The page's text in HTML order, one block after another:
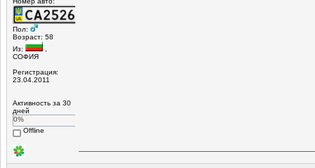
Пол:
Возраст: 58
Из:
,
СОФИЯ
Регистрация:
23.04.2011
Активность за 30
дней
0%
Offline